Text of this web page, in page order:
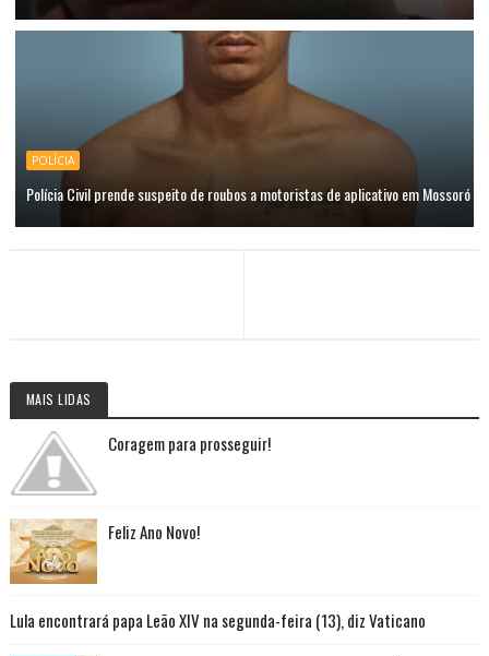
POLÍCIA
Polícia Civil prende suspeito de roubos a motoristas de aplicativo em Mossoró
MAIS LIDAS
Coragem para prosseguir!
Feliz Ano Novo!
Lula encontrará papa Leão XIV na segunda-feira (13), diz Vaticano